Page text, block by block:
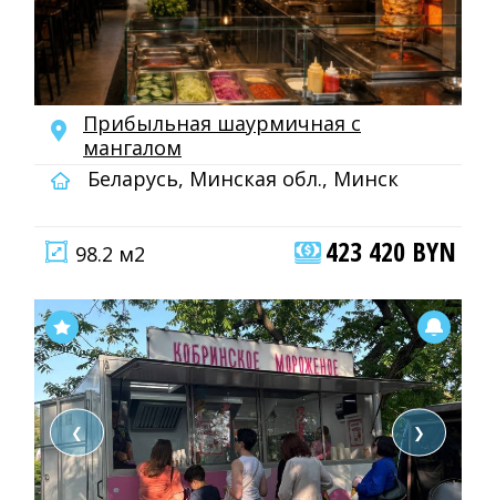
Прибыльная шаурмичная с
мангалом
Беларусь, Минская обл., Минск
98.2 м2 423 420 BYN
❮ ❯